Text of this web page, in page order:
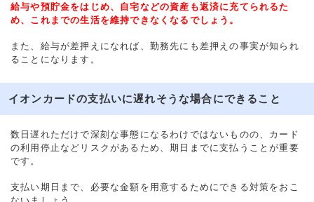
給与や預貯金をはじめ、自宅などの資産も返済に充てられるた
め、これまでの生活を維持できなくなるでしょう。
また、給与が差押えになれば、勤務先にも差押えの事実が知られ
ることになります。
イオンカードの支払いに遅れそうな場合にできること
数日遅れただけで深刻な事態になるわけではないものの、カード
の利用停止などリスクがあるため、期日までに支払うことが重要
です。
支払い期日まで、必要な金額を用意するためにできる対策をおこ